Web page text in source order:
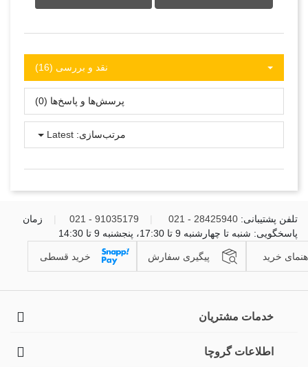
نقد و بررسی‌‌ (16)
پرسش‌ها و پاسخ‌ها (0)
مرتب‌سازی: Latest
تلفن پشتیبانی: 28425940 - 021
91035179 - 021
زمان
پاسخگویی: شنبه تا چهارشنبه 9 تا 17:30، پنجشنبه 9 تا 14:30
خرید پیگیری سفارش خرید قسطی
خدمات مشتریان
اطلاعات گروچا